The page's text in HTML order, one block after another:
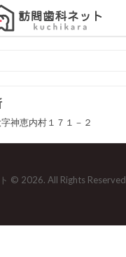
神恵内村１７１－２
© 2026. All Rights Reserved